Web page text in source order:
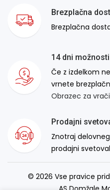
Brezplačna
Brezplačna
14 dni
Če z izdelkom
vrnete
Obrazec za
Prodajni
Znotraj
prodajni
© 2026 Vse pravice